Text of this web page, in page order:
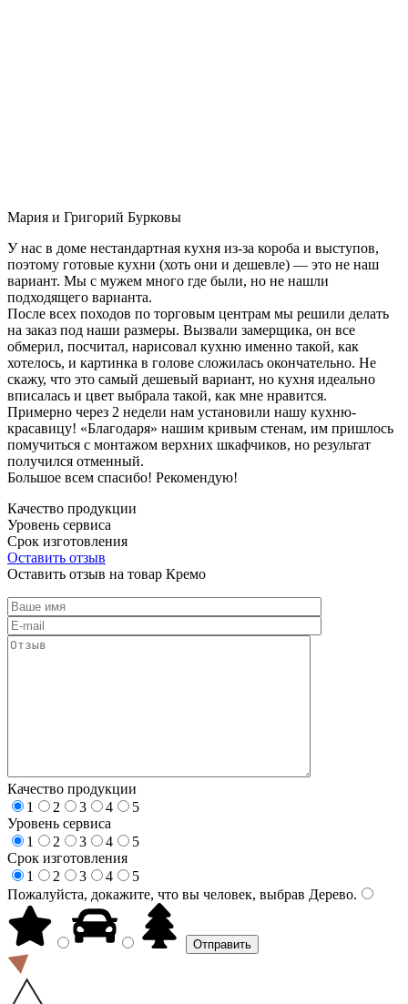
Мария и Григорий Бурковы
У нас в доме нестандартная кухня из-за короба и выступов,
поэтому готовые кухни (хоть они и дешевле) — это не наш
вариант. Мы с мужем много где были, но не нашли
подходящего варианта.
После всех походов по торговым центрам мы решили делать
на заказ под наши размеры. Вызвали замерщика, он все
обмерил, посчитал, нарисовал кухню именно такой, как
хотелось, и картинка в голове сложилась окончательно. Не
скажу, что это самый дешевый вариант, но кухня идеально
вписалась и цвет выбрала такой, как мне нравится.
Примерно через 2 недели нам установили нашу кухню-
красавицу! «Благодаря» нашим кривым стенам, им пришлось
помучиться с монтажом верхних шкафчиков, но результат
получился отменный.
Большое всем спасибо! Рекомендую!
Качество продукции
Уровень сервиса
Срок изготовления
Оставить отзыв
Оставить отзыв на товар Кремо
Качество продукции
1
2 3 4
5
Уровень сервиса
1
2 3 4
5
Срок изготовления
1
2 3 4
5
Пожалуйста, докажите, что вы человек, выбрав Дерево.